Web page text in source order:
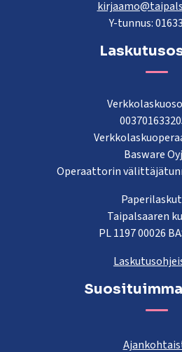
Y-tunnus:
Basware Oyj
Operaattorin
Taipalsaaren
PL 1197 00026